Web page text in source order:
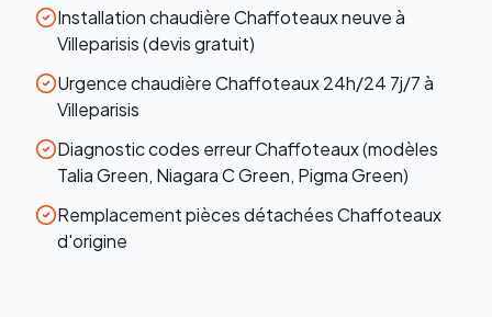
Installation chaudière Chaffoteaux neuve à
Villeparisis (devis gratuit)
Urgence chaudière Chaffoteaux 24h/24 7j/7 à
Villeparisis
Diagnostic codes erreur Chaffoteaux (modèles
Talia Green, Niagara C Green, Pigma Green)
Remplacement pièces détachées Chaffoteaux
d'origine